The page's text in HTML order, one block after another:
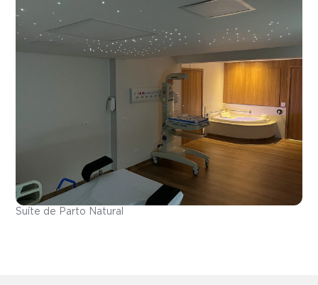
Suíte de Parto Natural